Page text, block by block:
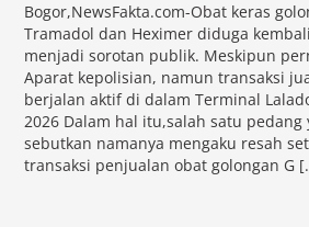
Bogor,NewsFakta.com-Obat keras
Tramadol dan Heximer diduga
menjadi sorotan publik. Meskipun
Aparat kepolisian, namun transaksi
berjalan aktif di dalam Terminal
2026 Dalam hal itu,salah satu pedang
sebutkan namanya mengaku resah
transaksi penjualan obat golongan G